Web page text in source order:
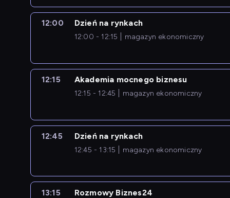
12:00 Dzień na rynkach
12:00 - 12:15 magazyn ekonomiczny
12:15 Akademia mocnego biznesu
12:15 - 12:45 magazyn ekonomiczny
12:45 Dzień na rynkach
12:45 - 13:15 magazyn ekonomiczny
13:15 Rozmowy Biznes24